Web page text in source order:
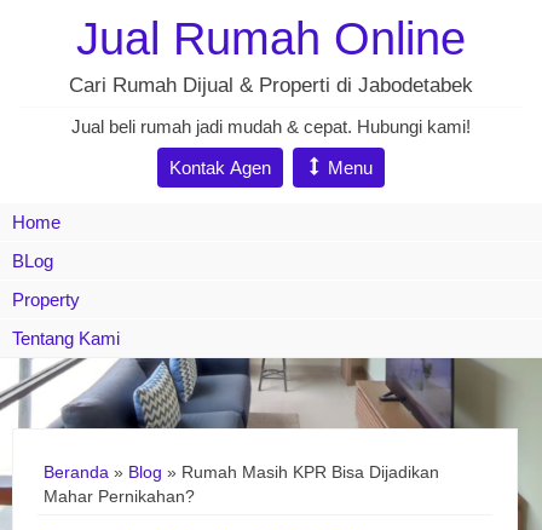
Jual Rumah Online
Cari Rumah Dijual & Properti di Jabodetabek
Jual beli rumah jadi mudah & cepat. Hubungi kami!
Kontak Agen
Menu
Home
BLog
Property
Tentang Kami
Beranda » Blog » Rumah Masih KPR Bisa Dijadikan
Mahar Pernikahan?